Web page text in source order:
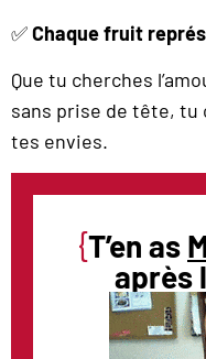
✅Chaque fruit
Que tu cherches
sans prise de tête,
tes envies.
{T’en as
après